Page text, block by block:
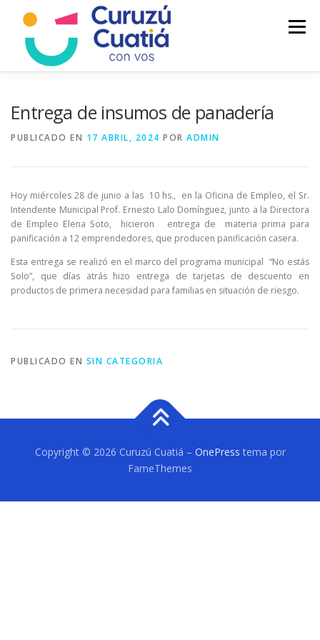
contenido
Menú
Entrega de insumos de panadería
PUBLICADO EN 17 ABRIL, 2024 POR ADMIN
Hoy miércoles 28 de junio a las 10 hs., en la Oficina de Empleo, el Sr.
Intendente Municipal Prof. Ernesto Lalo Domínguez, junto a la Directora
de Empleo Elena Soto, hicieron entrega de materia prima para
panificación a 12 emprendedores, que producen panificación casera.
Esta entrega se realizó en el marco del programa municipal “No estás
Solo”, que días atrás hizo entrega de tarjetas de descuento en
productos de primera necesidad para familias en situación de riesgo.
PUBLICADO EN SIN CATEGORIA
Copyright © 2026 Curuzú Cuatiá – OnePress tema por
FameThemes